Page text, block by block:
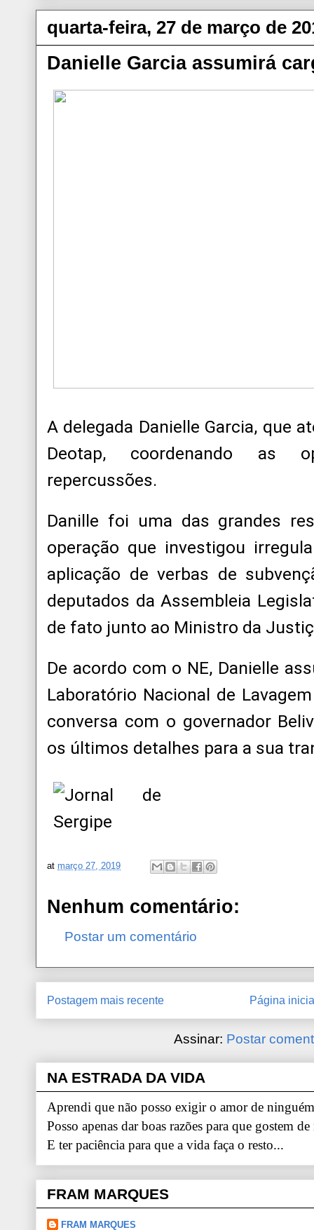
quarta-feira, 27 de março de
Danielle Garcia assumirá
A delegada Danielle Garcia, que
Deotap, coordenando as
repercussões.
Danille foi uma das grandes
operação que investigou
aplicação de verbas de
deputados da Assembleia
de fato junto ao Ministro da
De acordo com o NE, Danielle
Laboratório Nacional de
conversa com o governador
os últimos detalhes para a sua
at março 27, 2019
Nenhum comentário:
Postar um comentário
Postagem mais recente Página
Assinar: Postar
NA ESTRADA DA VIDA
Aprendi que não posso exigir o amor de
Posso apenas dar boas razões para que gostem
E ter paciência para que a vida faça o resto...
FRAM MARQUES
FRAM MARQUES